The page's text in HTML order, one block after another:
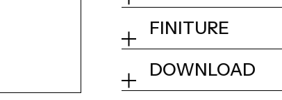
Soffione a
Collezione
FINITURE
02Q - Mirror Steel
DOWNLOAD
Dimensionale